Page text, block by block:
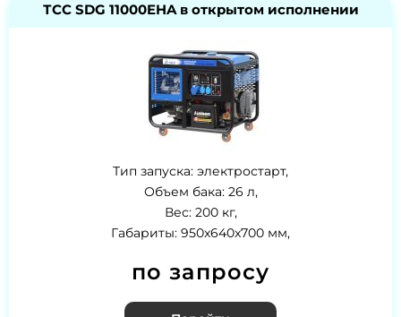
ТСС SDG 11000EHA в открытом исполнении
Тип запуска: электростарт,
Объем бака: 26 л,
Вес: 200 кг,
Габариты: 950x640x700 мм,
по запросу